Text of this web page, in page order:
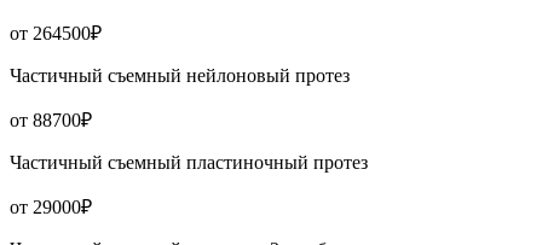
от 264500₽
Частичный съемный нейлоновый протез
от 88700₽
Частичный съемный пластиночный протез
от 29000₽